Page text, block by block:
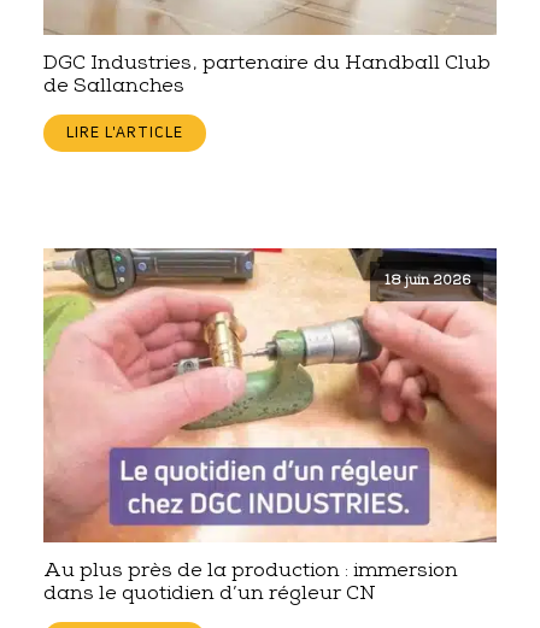
DGC Industries, partenaire du Handball Club
de Sallanches
LIRE L'ARTICLE
18 juin 2026
Au plus près de la production : immersion
dans le quotidien d’un régleur CN